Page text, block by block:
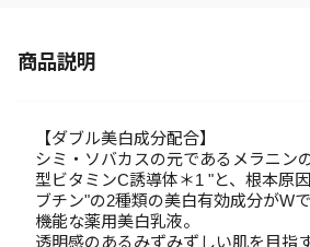
商品説明
【ダブル美白成分配合】
シミ・ソバカスの元であるメラニン
型ビタミンC誘導体＊1 "と、根本原
ブチン"の2種類の美白有効成分がW
機能な薬用美白乳液。
透明感のあるみずみずしい肌を目指